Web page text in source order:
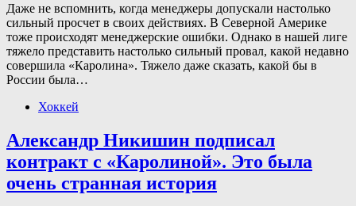
Даже не вспомнить, когда менеджеры допускали настолько
сильный просчет в своих действиях. В Северной Америке
тоже происходят менеджерские ошибки. Однако в нашей лиге
тяжело представить настолько сильный провал, какой недавно
совершила «Каролина». Тяжело даже сказать, какой бы в
России была…
Хоккей
Александр Никишин подписал
контракт с «Каролиной». Это была
очень странная история